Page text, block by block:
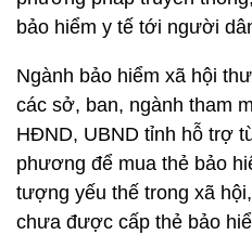
bảo hiểm y tế tới người
Ngành bảo hiểm xã hội
các sở, ban, ngành tham
HĐND, UBND tỉnh hỗ trợ
phương để mua thẻ bảo
tượng yếu thế trong xã
chưa được cấp thẻ bảo